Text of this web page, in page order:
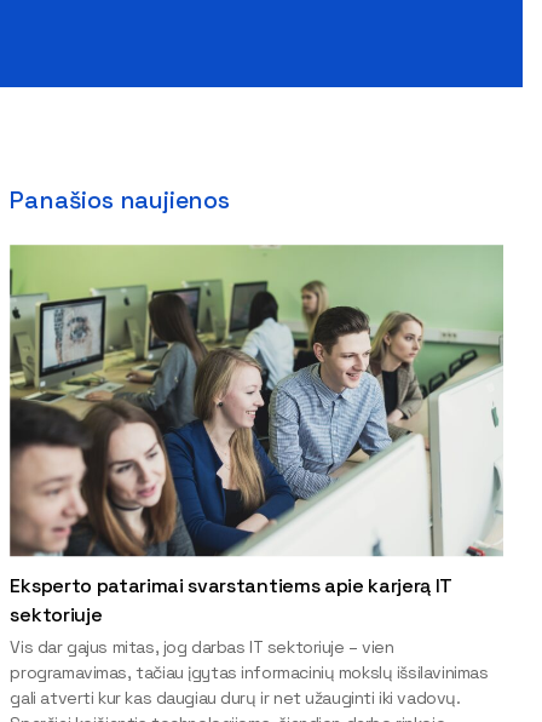
Panašios naujienos
Eksperto patarimai svarstantiems apie karjerą IT
sektoriuje
Vis dar gajus mitas, jog darbas IT sektoriuje – vien
programavimas, tačiau įgytas informacinių mokslų išsilavinimas
gali atverti kur kas daugiau durų ir net užauginti iki vadovų.